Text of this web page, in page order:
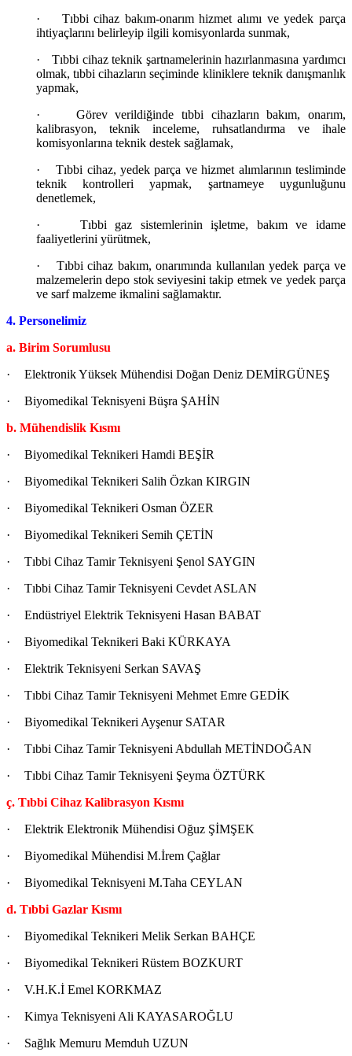
·
Tıbbi cihaz bakım-onarım hizmet alımı ve yedek parça
ihtiyaçlarını belirleyip ilgili komisyonlarda sunmak,
·
Tıbbi cihaz teknik şartnamelerinin hazırlanmasına yardımcı
olmak, tıbbi cihazların seçiminde kliniklere teknik danışmanlık
yapmak,
·
Görev verildiğinde tıbbi cihazların bakım, onarım,
kalibrasyon, teknik inceleme, ruhsatlandırma ve ihale
komisyonlarına teknik destek sağlamak,
·
Tıbbi cihaz, yedek parça ve hizmet alımlarının tesliminde
teknik kontrolleri yapmak, şartnameye uygunluğunu
denetlemek,
·
Tıbbi gaz sistemlerinin işletme, bakım ve idame
faaliyetlerini yürütmek,
·
Tıbbi cihaz bakım, onarımında kullanılan yedek parça ve
malzemelerin depo stok seviyesini takip etmek ve yedek parça
ve sarf malzeme ikmalini sağlamaktır.
4. Personelimiz
a. Birim Sorumlusu
·
Elektronik Yüksek Mühendisi Doğan Deniz DEMİRGÜNEŞ
·
Biyomedikal Teknisyeni Büşra ŞAHİN
b. Mühendislik Kısmı
·
Biyomedikal Teknikeri Hamdi BEŞİR
·
Biyomedikal Teknikeri Salih Özkan KIRGIN
·
Biyomedikal Teknikeri Osman ÖZER
·
Biyomedikal Teknikeri Semih ÇETİN
·
Tıbbi Cihaz Tamir Teknisyeni Şenol SAYGIN
·
Tıbbi Cihaz Tamir Teknisyeni Cevdet ASLAN
·
Endüstriyel Elektrik Teknisyeni Hasan BABAT
·
Biyomedikal Teknikeri Baki KÜRKAYA
·
Elektrik Teknisyeni Serkan SAVAŞ
·
Tıbbi Cihaz Tamir Teknisyeni Mehmet Emre GEDİK
·
Biyomedikal Teknikeri Ayşenur SATAR
·
Tıbbi Cihaz Tamir Teknisyeni Abdullah METİNDOĞAN
·
Tıbbi Cihaz Tamir Teknisyeni Şeyma ÖZTÜRK
ç. Tıbbi Cihaz Kalibrasyon Kısmı
·
Elektrik Elektronik Mühendisi Oğuz ŞİMŞEK
·
Biyomedikal Mühendisi M.İrem Çağlar
·
Biyomedikal Teknisyeni M.Taha CEYLAN
d. Tıbbi Gazlar Kısmı
·
Biyomedikal Teknikeri Melik Serkan BAHÇE
·
Biyomedikal Teknikeri Rüstem BOZKURT
·
V.H.K.İ Emel KORKMAZ
·
Kimya Teknisyeni Ali KAYASAROĞLU
·
Sağlık Memuru Memduh UZUN